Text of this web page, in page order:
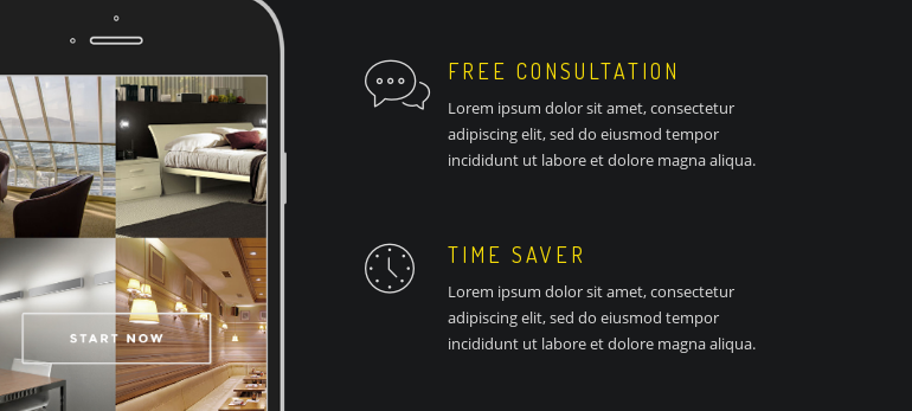
FREE CONSULTATION
Lorem ipsum dolor sit amet, consectetur
adipiscing elit, sed do eiusmod tempor
incididunt ut labore et dolore magna aliqua.
TIME SAVER
Lorem ipsum dolor sit amet, consectetur
adipiscing elit, sed do eiusmod tempor
incididunt ut labore et dolore magna aliqua.